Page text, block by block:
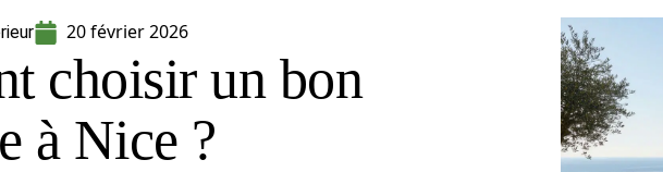
20 février 2026
choisir un bon
à Nice ?